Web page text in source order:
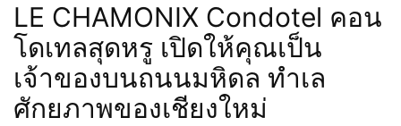
LE CHAMONIX Condotel คอน
โดเทลสุดหรู เปิดให้คุณเป็น
เจ้าของบนถนนมหิดล ทำเล
ศักยภาพของเชียงใหม่